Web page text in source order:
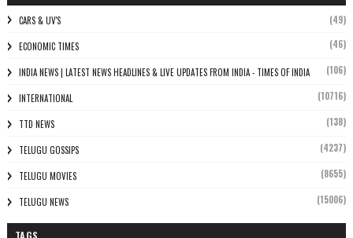
CARS & UV'S (49)
ECONOMIC TIMES (46)
INDIA NEWS | LATEST NEWS HEADLINES & LIVE UPDATES FROM INDIA - TIMES OF INDIA (106)
INTERNATIONAL (10716)
TTD NEWS (138)
TELUGU GOSSIPS (4237)
TELUGU MOVIES (8655)
TELUGU NEWS (15006)
TAGS